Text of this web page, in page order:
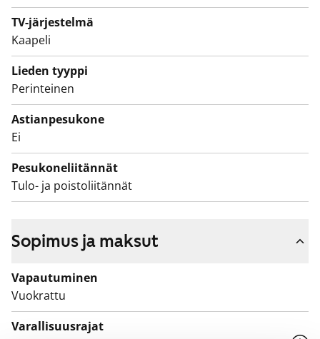
TV-järjestelmä
Kaapeli
Lieden tyyppi
Perinteinen
Astianpesukone
Ei
Pesukoneliitännät
Tulo- ja poistoliitännät
Sopimus ja maksut
Vapautuminen
Vuokrattu
Varallisuusrajat